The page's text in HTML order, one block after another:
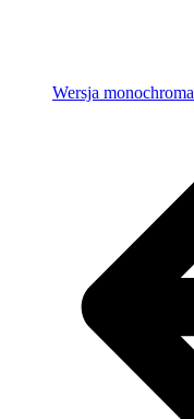
Wersja